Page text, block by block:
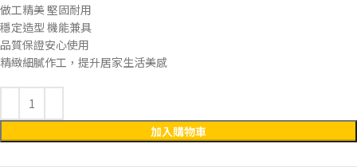
做工精美 堅固耐用
穩定造型 機能兼具
品質保證安心使用
精緻細膩作工，提升居家生活美感
加入購物車